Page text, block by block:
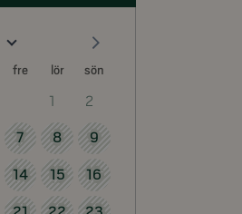
fre lör sön
1 2
7 8 9
14 15 16